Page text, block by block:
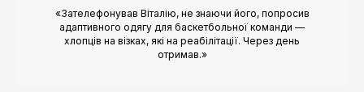
«Зателефонував Віталію, не знаючи його, попросив
адаптивного одягу для баскетбольної команди —
хлопців на візках, які на реабілітації. Через день
отримав.»